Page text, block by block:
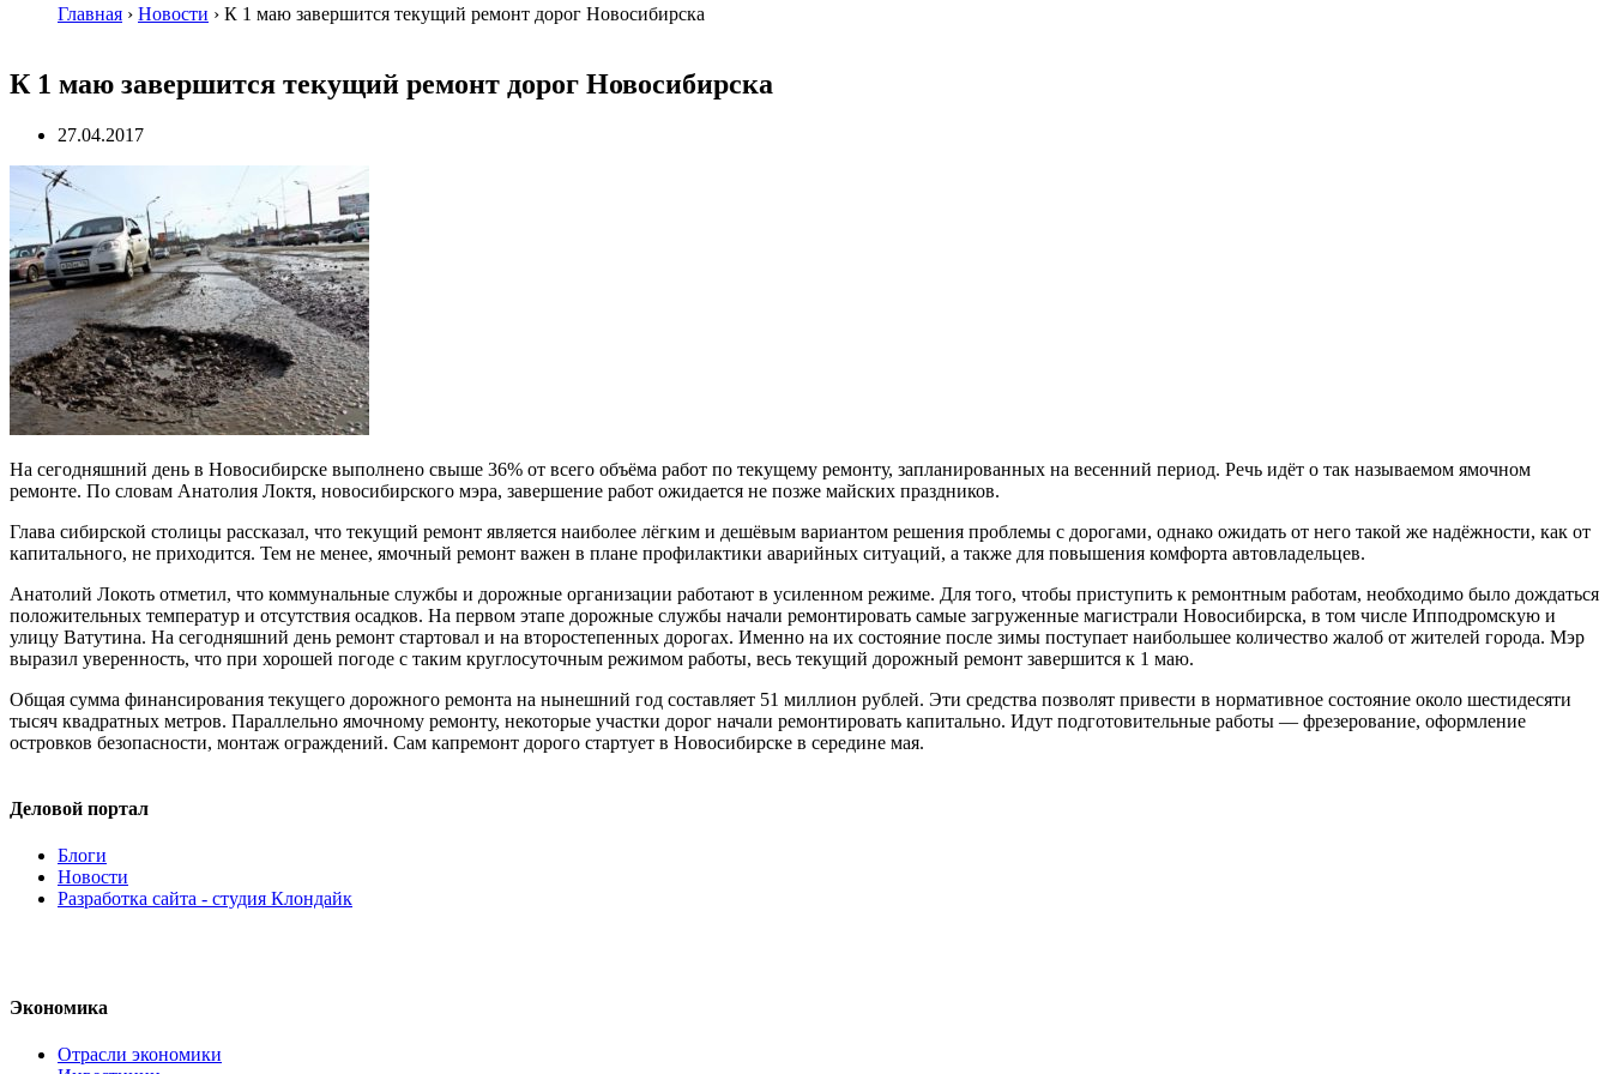
Главная › Новости › К 1 маю завершится текущий ремонт дорог Новосибирска
К 1 маю завершится текущий ремонт дорог Новосибирска
27.04.2017
На сегодняшний день в Новосибирске выполнено свыше 36% от всего объёма работ по текущему ремонту, запланированных на весенний период. Речь идёт о так называемом ямочном
ремонте. По словам Анатолия Локтя, новосибирского мэра, завершение работ ожидается не позже майских праздников.
Глава сибирской столицы рассказал, что текущий ремонт является наиболее лёгким и дешёвым вариантом решения проблемы с дорогами, однако ожидать от него такой же надёжности, как от
капитального, не приходится. Тем не менее, ямочный ремонт важен в плане профилактики аварийных ситуаций, а также для повышения комфорта автовладельцев.
Анатолий Локоть отметил, что коммунальные службы и дорожные организации работают в усиленном режиме. Для того, чтобы приступить к ремонтным работам, необходимо было дождаться
положительных температур и отсутствия осадков. На первом этапе дорожные службы начали ремонтировать самые загруженные магистрали Новосибирска, в том числе Ипподромскую и
улицу Ватутина. На сегодняшний день ремонт стартовал и на второстепенных дорогах. Именно на их состояние после зимы поступает наибольшее количество жалоб от жителей города. Мэр
выразил уверенность, что при хорошей погоде с таким круглосуточным режимом работы, весь текущий дорожный ремонт завершится к 1 маю.
Общая сумма финансирования текущего дорожного ремонта на нынешний год составляет 51 миллион рублей. Эти средства позволят привести в нормативное состояние около шестидесяти
тысяч квадратных метров. Параллельно ямочному ремонту, некоторые участки дорог начали ремонтировать капитально. Идут подготовительные работы — фрезерование, оформление
островков безопасности, монтаж ограждений. Сам капремонт дорого стартует в Новосибирске в середине мая.
Деловой портал
Блоги
Новости
Разработка сайта - студия Клондайк
Экономика
Отрасли экономики